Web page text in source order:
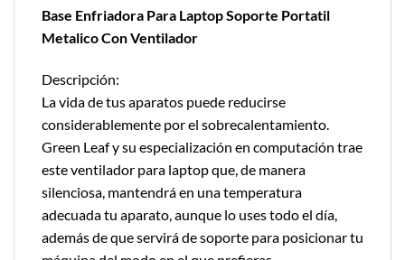
Base Enfriadora Para Laptop Soporte Portatil
Metalico Con Ventilador
Descripción:
La vida de tus aparatos puede reducirse
considerablemente por el sobrecalentamiento.
Green Leaf y su especialización en computación trae
este ventilador para laptop que, de manera
silenciosa, mantendrá en una temperatura
adecuada tu aparato, aunque lo uses todo el día,
además de que servirá de soporte para posicionar tu